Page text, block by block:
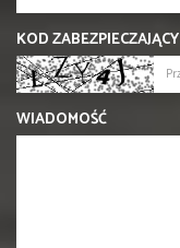
KOD ZABEZPIECZAJĄCY
WIADOMOŚĆ